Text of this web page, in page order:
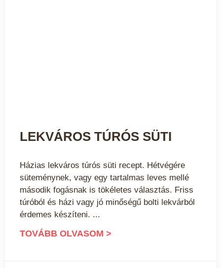
LEKVÁROS TÚRÓS SÜTI
Házias lekváros túrós süti recept. Hétvégére
süteménynek, vagy egy tartalmas leves mellé
második fogásnak is tökéletes választás. Friss
túróból és házi vagy jó minőségű bolti lekvárból
érdemes készíteni.
TOVÁBB OLVASOM >